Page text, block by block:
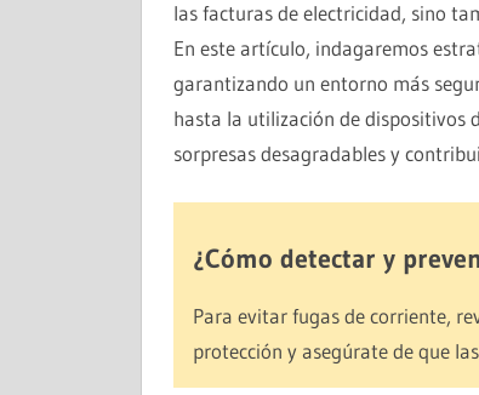
las facturas de electricidad, sino
En este artículo, indagaremos
garantizando un entorno más
hasta la utilización de dispositivos
sorpresas desagradables y
¿Cómo detectar y
Para evitar fugas de corriente,
protección y asegúrate de que